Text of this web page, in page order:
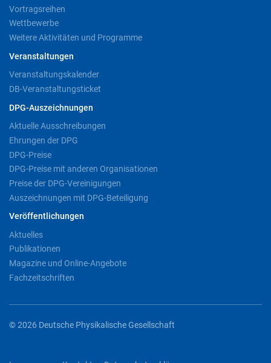
Vortragsreihen
Wettbewerbe
Weitere Aktivitäten und Programme
Veranstaltungen
Veranstaltungskalender
DB-Veranstaltungsticket
DPG-Auszeichnungen
Aktuelle Ausschreibungen
Ehrungen der DPG
DPG-Preise
DPG-Preise mit anderen Organisationen
Preise der DPG-Vereinigungen
Auszeichnungen mit DPG-Beteiligung
Veröffentlichungen
Aktuelles
Publikationen
Magazine und Online-Angebote
Fachzeitschriften
© 2026 Deutsche Physikalische Gesellschaft